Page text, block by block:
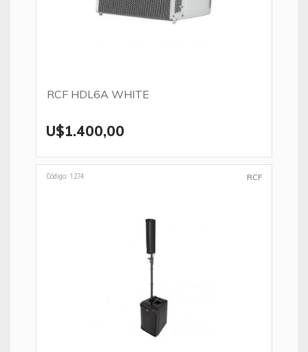
RCF HDL6A WHITE
U$1.400,00
Código: 1274 RCF